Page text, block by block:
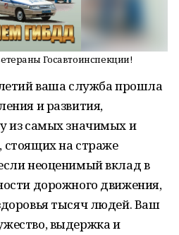
Госавтоинспекции!
ваша служба прошла
и развития,
из самых значимых и
на страже
неоценимый вклад в
дорожного движения,
тысяч людей. Ваш
выдержка и